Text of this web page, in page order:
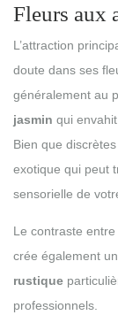
Fleurs aux
L’attraction
doute dans ses
généralement au
jasmin qui
Bien que
exotique qui peut
sensorielle de
Le contraste
crée également
rustique
professionnels.